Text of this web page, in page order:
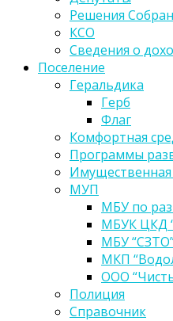
Решения
КСО
Сведения о
Поселение
Геральдика
Герб
Флаг
Комфортная
Программы
МУП
МБУ по
МБУК ЦКД
МБУ
МКП
ООО
Полиция
Справочник